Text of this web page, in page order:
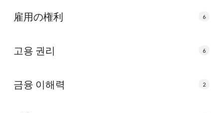
雇用の権利 6
고용 권리 6
금융 이해력 2